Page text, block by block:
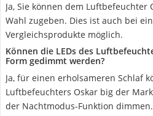
Ja, Sie können dem
Wahl zugeben. Dies ist auch bei
Vergleichsprodukte möglich.
Können die LEDs des
Form gedimmt werden?
Ja, für einen erholsameren Schlaf
Luftbefeuchters Oskar big der
der Nachtmodus-Funktion dimmen.